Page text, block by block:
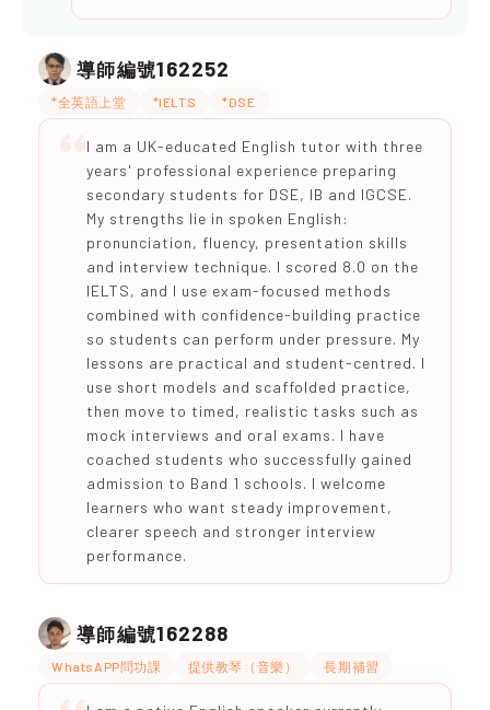
導師編號162252
*全英語上堂 *IELTS *DSE
I am a UK-educated English tutor with three
years' professional experience preparing
secondary students for DSE, IB and IGCSE.
My strengths lie in spoken English:
pronunciation, fluency, presentation skills
and interview technique. I scored 8.0 on the
IELTS, and I use exam-focused methods
combined with confidence-building practice
so students can perform under pressure. My
lessons are practical and student-centred. I
use short models and scaffolded practice,
then move to timed, realistic tasks such as
mock interviews and oral exams. I have
coached students who successfully gained
admission to Band 1 schools. I welcome
learners who want steady improvement,
clearer speech and stronger interview
performance.
導師編號162288
WhatsAPP問功課 提供教琴（音樂） 長期補習